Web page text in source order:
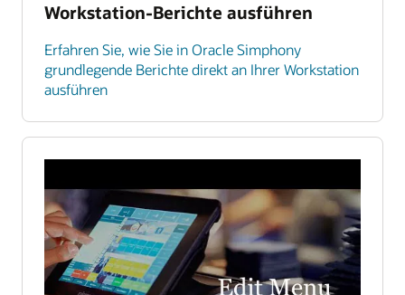
Workstation-Berichte ausführen
Erfahren Sie, wie Sie in Oracle Simphony
grundlegende Berichte direkt an Ihrer Workstation
ausführen